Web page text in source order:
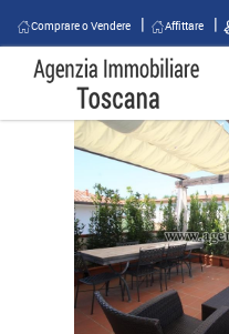
Comprare o Vendere Affittare